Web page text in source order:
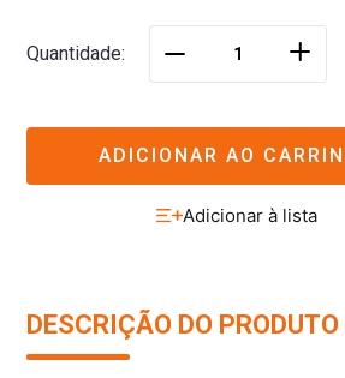
Quantidade ＋
ADICIONAR AO
DESCRIÇÃO DO PRODUTO